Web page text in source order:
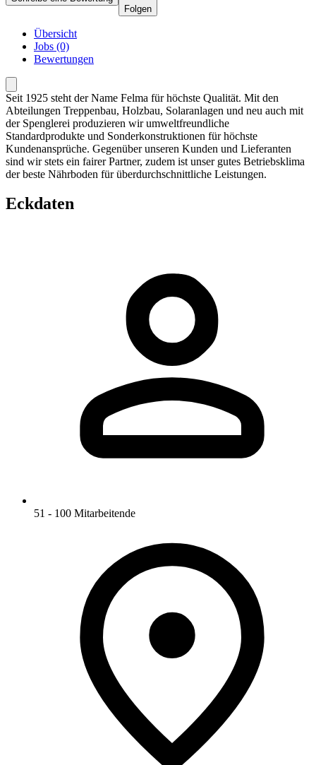
Folgen
Übersicht
Jobs (0)
Bewertungen
Seit 1925 steht der Name Felma für höchste Qualität. Mit den
Abteilungen Treppenbau, Holzbau, Solaranlagen und neu auch mit
der Spenglerei produzieren wir umweltfreundliche
Standardprodukte und Sonderkonstruktionen für höchste
Kundenansprüche. Gegenüber unseren Kunden und Lieferanten
sind wir stets ein fairer Partner, zudem ist unser gutes Betriebsklima
der beste Nährboden für überdurchschnittliche Leistungen.
Eckdaten
51 - 100 Mitarbeitende